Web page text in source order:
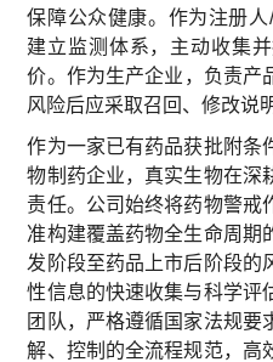
保障公众健康。作为注册
建立监测体系，主动收集
价。作为生产企业‌，负责产
风险后应采取召回、修改说
作为一家已有药品获批附条
物制药企业，真实生物在深
责任。公司始终将药物警戒
准构建覆盖药物全生命周期
发阶段至药品上市后阶段的
性信息的快速收集与科学评
团队，严格遵循国家法规要
解、控制的全流程规范，高